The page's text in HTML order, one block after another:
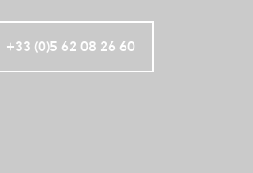
+33 (0)5 62 08 26 60